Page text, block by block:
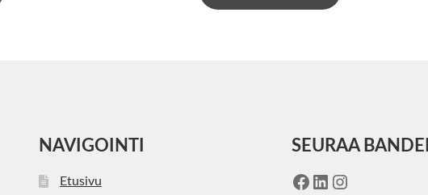
NAVIGOINTI
Etusivu
SEURAA
Facebook
LinkedIn
Instagram